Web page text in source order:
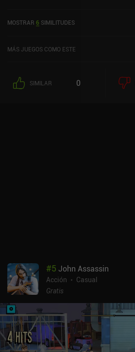
MOSTRAR 6 SIMILITUDES
MÁS JUEGOS COMO ESTE
SIMILAR 0
#5 John Assassin
Acción
Casual
Gratis